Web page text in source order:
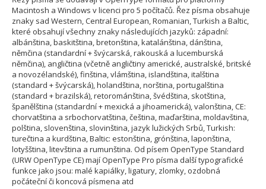
Macintosh a Windows v licenci pro 5 počítačů. Řez písma obsahuje
znaky sad Western, Central European, Romanian, Turkish a Baltic,
které obsahují všechny znaky následujících jazyků: západní:
albánština, baskitština, bretonština, katalánština, dánština,
němčina (standardní + švýcarská, rakouská a lucemburská
němčina), angličtina (včetně angličtiny americké, australské, britské
a novozélandské), finština, vlámština, islandština, italština
(standard + švýcarská), holandština, norština, portugalština
(standard + brazilská), retorománština, švédština, skotština,
španělština (standardní + mexická a jihoamerická), valonština, CE:
chorvatština a srbochorvatština, čeština, maďarština, moldavština,
polština, slovenština, slovinština, jazyk lužických Srbů, Turkish:
turečtina a kurdština, Baltic: estonština, grónština, laponština,
lotyšština, litevština a rumunština. Od písem OpenType Standard
(URW OpenType CE) mají OpenType Pro písma další typografické
funkce jako jsou: malé kapiálky, ligatury, zlomky, ozdobná
počáteční či koncová písmena atd